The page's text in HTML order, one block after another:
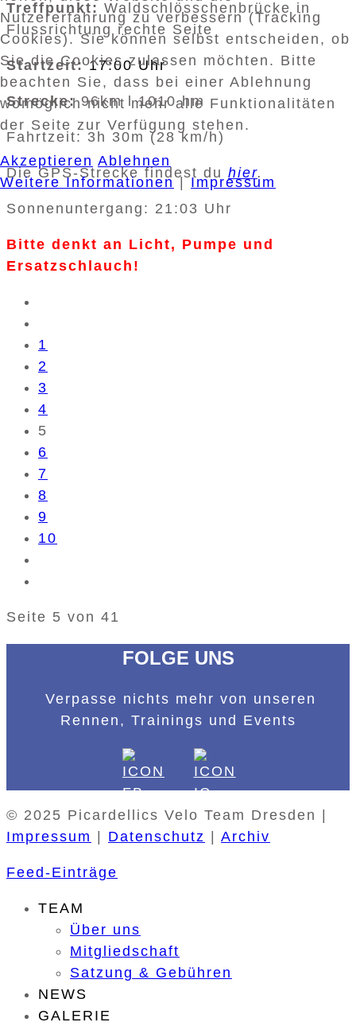
Treffpunkt: Waldschlösschenbrücke in
Flussrichtung rechte Seite
Startzeit:17:00 Uhr
Strecke:96km l 1010 hm
Fahrtzeit: 3h 30m (28 km/h)
Die GPS-Strecke findest du hier.
Sonnenuntergang: 21:03 Uhr
Bitte denkt an Licht, Pumpe und
Ersatzschlauch!
1
2
3
4
5
6
7
8
9
10
Seite 5 von 41
FOLGE UNS
Verpasse nichts mehr von unseren
Rennen, Trainings und Events
© 2025 Picardellics Velo Team Dresden |
Impressum | Datenschutz | Archiv
Feed-Einträge
TEAM
Über uns
Mitgliedschaft
Satzung & Gebühren
NEWS
GALERIE
Nutzererfahrung zu verbessern (Tracking
Cookies). Sie können selbst entscheiden, ob
Sie die Cookies zulassen möchten. Bitte
beachten Sie, dass bei einer Ablehnung
womöglich nicht mehr alle Funktionalitäten
der Seite zur Verfügung stehen.
Akzeptieren Ablehnen
Weitere Informationen |Impressum